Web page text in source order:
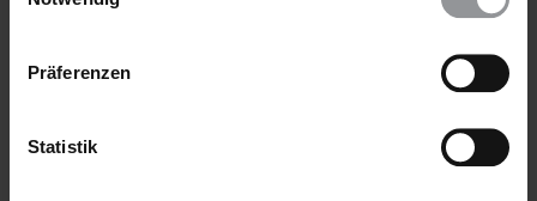
Präferenzen
Statistik
aberkannt wird, stehen kaum Wege offen, diese Entscheidung
anzufechten. Sie sind praktisch staatenlos und haben keinen